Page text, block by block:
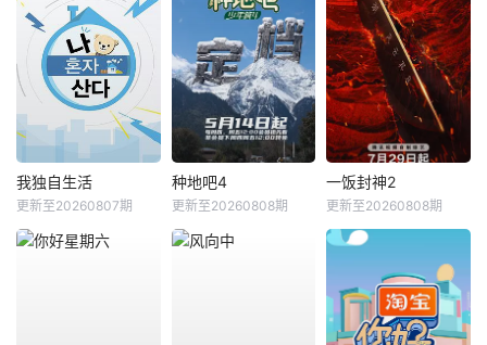
我独自生活
更新至20260807期
种地吧4
更新至20260808期
一饭封神2
更新至20260808期